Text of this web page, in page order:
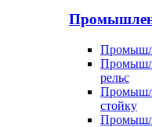
рельс
стойку